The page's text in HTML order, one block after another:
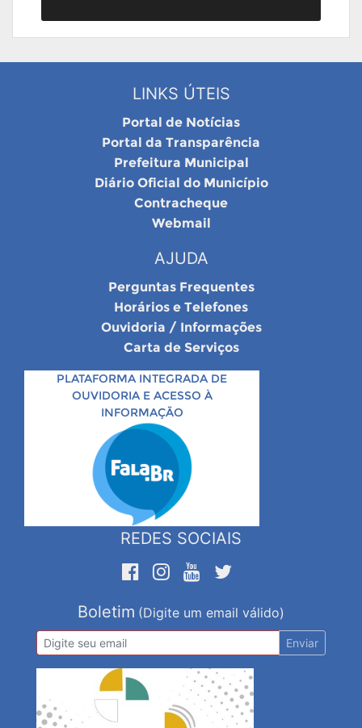
LINKS ÚTEIS
Portal de Notícias
Portal da Transparência
Prefeitura Municipal
Diário Oficial do Município
Contracheque
Webmail
AJUDA
Perguntas Frequentes
Horários e Telefones
Ouvidoria / Informações
Carta de Serviços
PLATAFORMA INTEGRADA DE
OUVIDORIA E ACESSO À
INFORMAÇÃO
REDES SOCIAIS
Boletim (Digite um email válido)
Enviar